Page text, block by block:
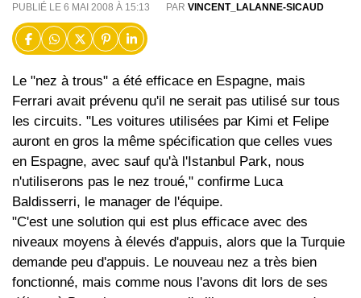
PUBLIÉ LE 6 MAI 2008 À 15:13 PAR VINCENT_LALANNE-SICAUD
Le "nez à trous" a été efficace en Espagne, mais
Ferrari avait prévenu qu'il ne serait pas utilisé sur tous
les circuits. "Les voitures utilisées par Kimi et Felipe
auront en gros la même spécification que celles vues
en Espagne, avec sauf qu'à l'Istanbul Park, nous
n'utiliserons pas le nez troué," confirme Luca
Baldisserri, le manager de l'équipe.
"C'est une solution qui est plus efficace avec des
niveaux moyens à élevés d'appuis, alors que la Turquie
demande peu d'appuis. Le nouveau nez a très bien
fonctionné, mais comme nous l'avons dit lors de ses